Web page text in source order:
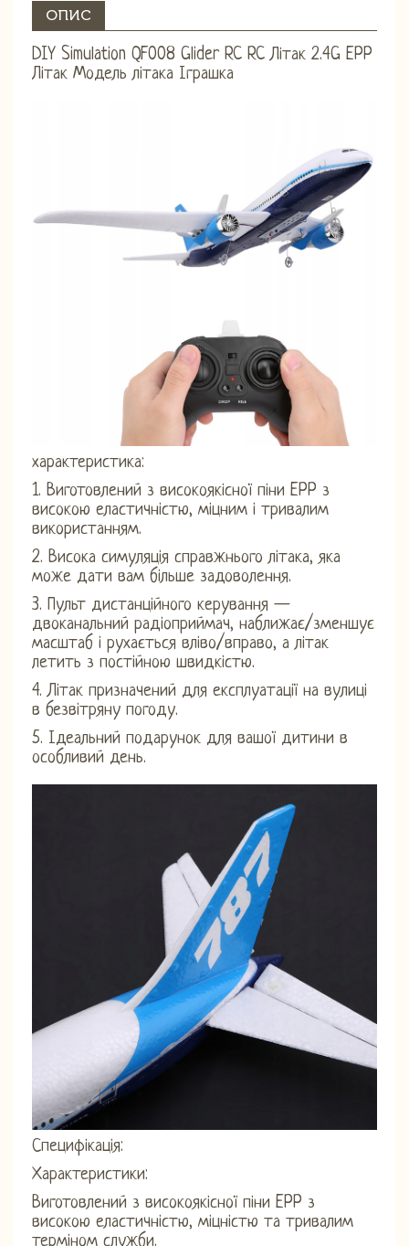
ОПИС
DIY Simulation QF008 Glider RC RC Літак 2.4G EPP
Літак Модель літака Іграшка
характеристика:
1. Виготовлений з високоякісної піни EPP з
високою еластичністю, міцним і тривалим
використанням.
2. Висока симуляція справжнього літака, яка
може дати вам більше задоволення.
3. Пульт дистанційного керування —
двоканальний радіоприймач, наближає/зменшує
масштаб і рухається вліво/вправо, а літак
летить з постійною швидкістю.
4. Літак призначений для експлуатації на вулиці
в безвітряну погоду.
5. Ідеальний подарунок для вашої дитини в
особливий день.
Специфікація:
Характеристики:
Виготовлений з високоякісної піни EPP з
високою еластичністю, міцністю та тривалим
терміном служби.